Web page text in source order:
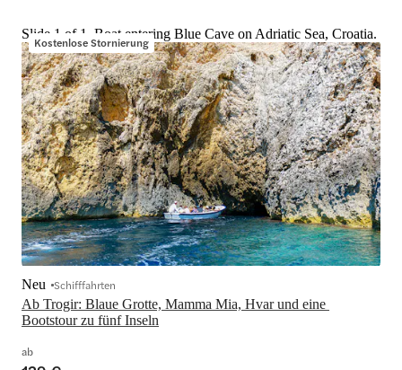
Kostenlose Stornierung
Slide 1 of 1, Boat entering Blue Cave on Adriatic Sea, Croatia.
Ab Trogir: Blaue Grotte, Mamma Mia, Hvar und eine
Bootstour zu fünf Inseln
Neu Schifffahrten
ab